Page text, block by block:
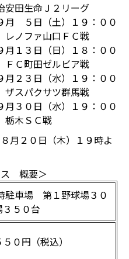
安田生命Ｊ２リーグ
５日（土）１９：００
ノファ山口ＦＣ戦
１３日（日）１８：００
Ｃ町田ゼルビア戦
２３日（水）１９：００
スパクサツ群馬戦
３０日（水）１９：００
木ＳＣ戦
月２０日（木）１９時よ
ス 概要＞
駐車場 第１野球場３０
５０台
０円（税込）